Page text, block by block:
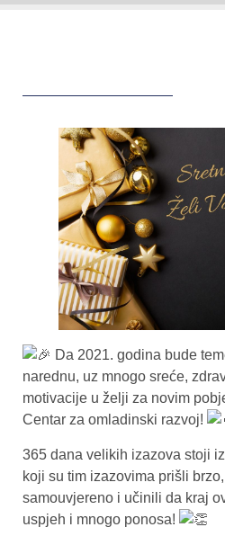
Da 2021. godina bude
narednu, uz mnogo sreće,
motivacije u želji za novim
Centar za omladinski razvoj!
365 dana velikih izazova stoji
koji su tim izazovima prišli
samouvjereno i učinili da kraj
uspjeh i mnogo ponosa!